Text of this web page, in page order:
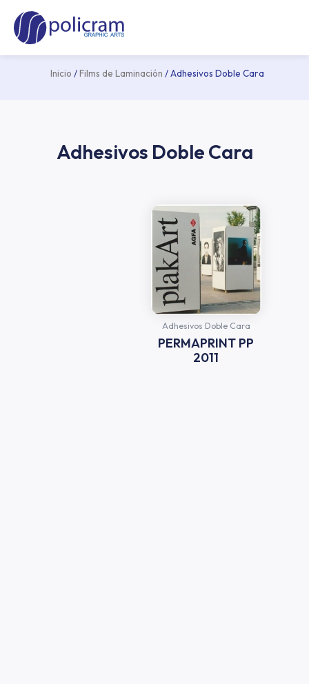
contenido
Inicio /Films de Laminación / Adhesivos Doble Cara
Adhesivos Doble Cara
Adhesivos Doble Cara
PERMAPRINT PP
2011